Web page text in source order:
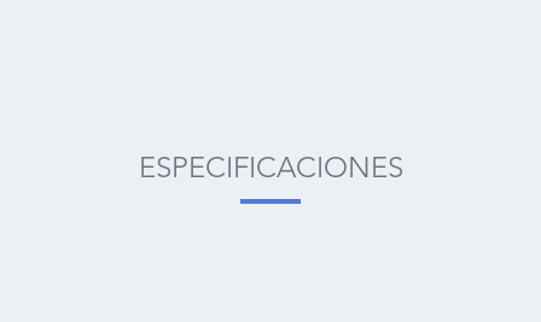
ESPECIFICACIONES